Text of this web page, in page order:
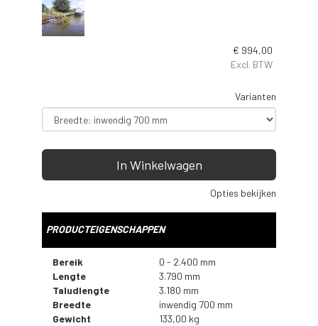
€ 994,00
Excl. BTW
Varianten
In Winkelwagen
Opties bekijken
PRODUCTEIGENSCHAPPEN
Bereik
0 - 2.400 mm
Lengte
3.790 mm
Taludlengte
3.180 mm
Breedte
inwendig 700 mm
Gewicht
133,00 kg